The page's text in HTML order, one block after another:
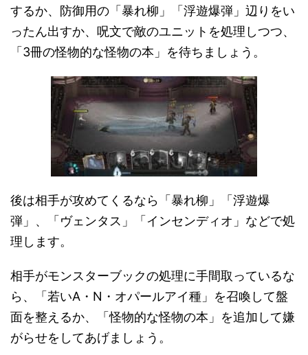
するか、防御用の「暴れ柳」「浮遊爆弾」辺りをい
ったん出すか、呪文で敵のユニットを処理しつつ、
「3冊の怪物的な怪物の本」を待ちましょう。
後は相手が攻めてくるなら「暴れ柳」「浮遊爆
弾」、「ヴェンタス」「インセンディオ」などで処
理します。
相手がモンスターブックの処理に手間取っているな
ら、「若いA・N・オパールアイ種」を召喚して盤
面を整えるか、「怪物的な怪物の本」を追加して嫌
がらせをしてあげましょう。